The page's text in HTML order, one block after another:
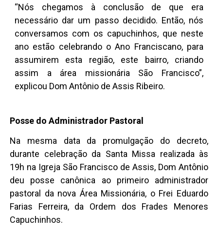
“Nós chegamos à conclusão de que era
necessário dar um passo decidido. Então, nós
conversamos com os capuchinhos, que neste
ano estão celebrando o Ano Franciscano, para
assumirem esta região, este bairro, criando
assim a área missionária São Francisco”,
explicou Dom Antônio de Assis Ribeiro.
Posse do Administrador Pastoral
Na mesma data da promulgação do decreto,
durante celebração da Santa Missa realizada às
19h na Igreja São Francisco de Assis, Dom Antônio
deu posse canônica ao primeiro administrador
pastoral da nova Área Missionária, o Frei Eduardo
Farias Ferreira, da Ordem dos Frades Menores
Capuchinhos.